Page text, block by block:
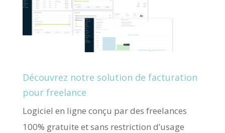
Découvrez notre solution de facturation
pour freelance
Logiciel en ligne conçu par des freelances
100% gratuite et sans restriction d’usage